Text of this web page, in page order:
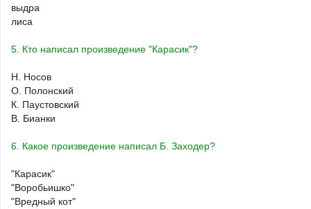
выдра
лиса
5. Кто написал произведение "Карасик"?
Н. Носов
О. Полонский
К. Паустовский
В. Бианки
6. Какое произведение написал Б. Заходер?
"Карасик"
"Воробьишко"
"Вредный кот"